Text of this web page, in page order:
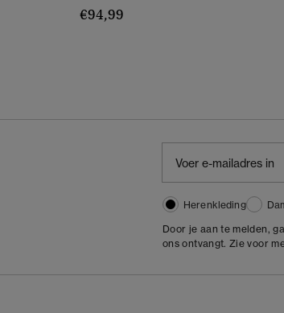
€94,99
Herenkleding
Door je aan te melden,
ons ontvangt. Zie voor